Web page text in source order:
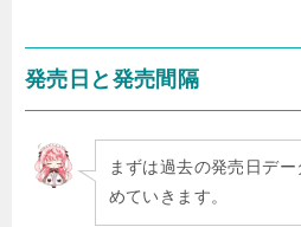
発売日と発売間隔
まずは過去の発売日デ
めていきます。